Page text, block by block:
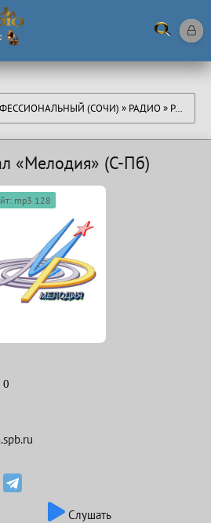
(СОЧИ) » РАДИО» РАДИОКАНАЛ «МЕЛОДИЯ» (С-ПБ)
«Мелодия» (С-Пб)
0
mp3 128
Слушать